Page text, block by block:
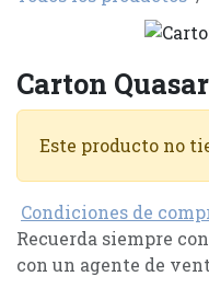
Carton
Este producto no
Condiciones de
Recuerda siempre
con un agente de